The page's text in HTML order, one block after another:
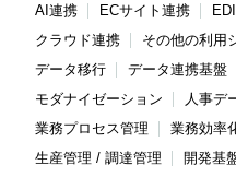
AI連携 ECサイト連携 EDI
クラウド連携
その他の利用
データ移行
データ連携基盤
モダナイゼーション
人事デ
業務プロセス管理
業務効率
生産管理 / 調達管理
開発基